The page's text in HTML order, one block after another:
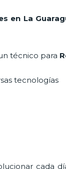
en La
técnico para
tecnologías
cada